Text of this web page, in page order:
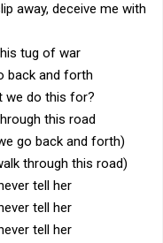
away, deceive me with
tug of war
back and forth
we do this for?
this road
go back and forth)
through this road)
tell her
tell her
tell her